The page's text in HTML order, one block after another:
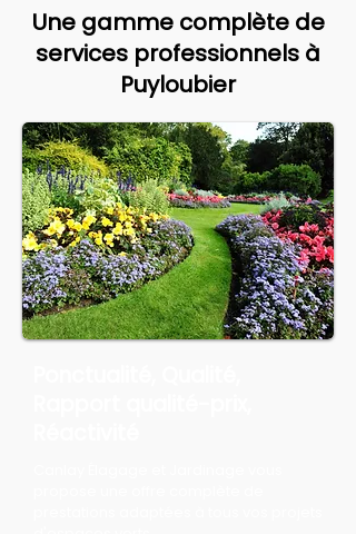
Une gamme complète de
services professionnels à
Puyloubier